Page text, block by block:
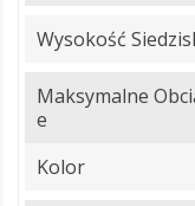
Wysokość
Maksymalne
E
Kolor